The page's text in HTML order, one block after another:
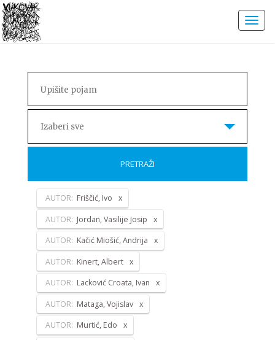
Izaberi sve
PRETRAŽI
AUTOR: Friščić, Ivo
AUTOR: Jordan, Vasilije Josip
AUTOR: Kačić Miošić, Andrija
AUTOR: Kinert, Albert
AUTOR: Lacković Croata, Ivan
AUTOR: Mataga, Vojislav
AUTOR: Murtić, Edo